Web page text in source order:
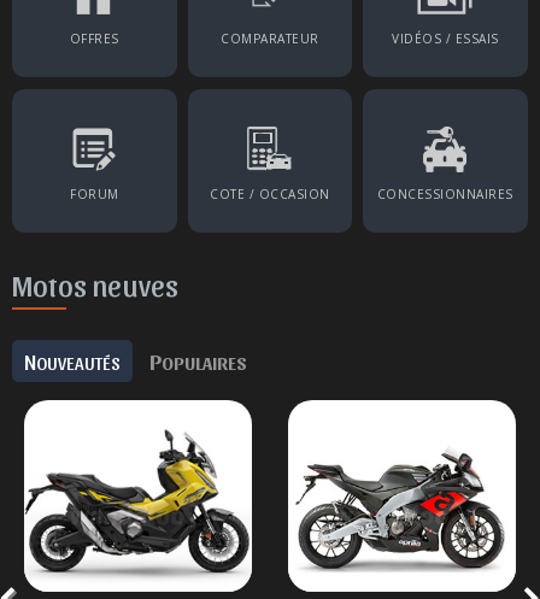
OFFRES COMPARATEUR VIDÉOS / ESSAIS
FORUM COTE / OCCASION CONCESSIONNAIRES
Motos neuves
NOUVEAUTÉS POPULAIRES